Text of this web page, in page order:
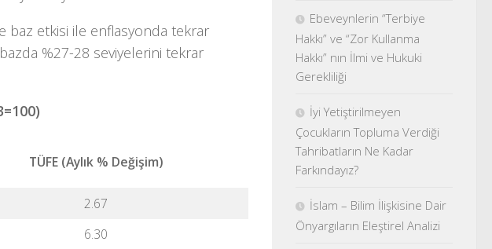
baz etkisi ile enflasyonda tekrar
%27-28 seviyelerini tekrar
TÜFE (Aylık % Değişim)
2.67
6.30
Ebeveynlerin “Terbiye
Hakkı” ve “Zor Kullanma
Hakkı” nın İlmi ve Hukuki
Gerekliliği
İyi Yetiştirilmeyen
Çocukların Topluma Verdiği
Tahribatların Ne Kadar
Farkındayız?
İslam – Bilim İlişkisine Dair
Önyargıların Eleştirel Analizi